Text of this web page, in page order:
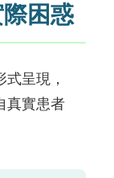
困惑
呈現，
真實患者